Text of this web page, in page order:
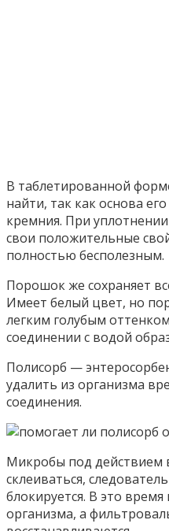
В таблетированной
найти, так как основа
кремния. При
свои положительные
полностью бесполезным.
Порошок же сохраняет
Имеет белый цвет, но
легким голубым
соединении с водой
Полисорб —
удалить из организма
соединения.
Микробы под действием
склеиваться,
блокируется. В это
организма, а